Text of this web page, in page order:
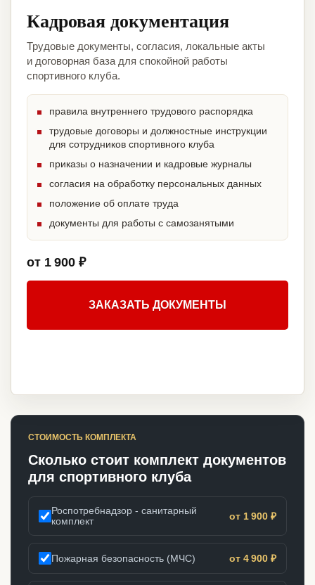
Кадровая документация
Трудовые документы, согласия, локальные акты
и договорная база для спокойной работы
спортивного клуба.
правила внутреннего трудового распорядка
трудовые договоры и должностные инструкции
для сотрудников спортивного клуба
приказы о назначении и кадровые журналы
согласия на обработку персональных данных
положение об оплате труда
документы для работы с самозанятыми
от 1 900 ₽
ЗАКАЗАТЬ ДОКУМЕНТЫ
СТОИМОСТЬ КОМПЛЕКТА
Сколько стоит комплект документов
для спортивного клуба
Роспотребнадзор - санитарный
комплект
от 1 900 ₽
Пожарная безопасность (МЧС) от 4 900 ₽